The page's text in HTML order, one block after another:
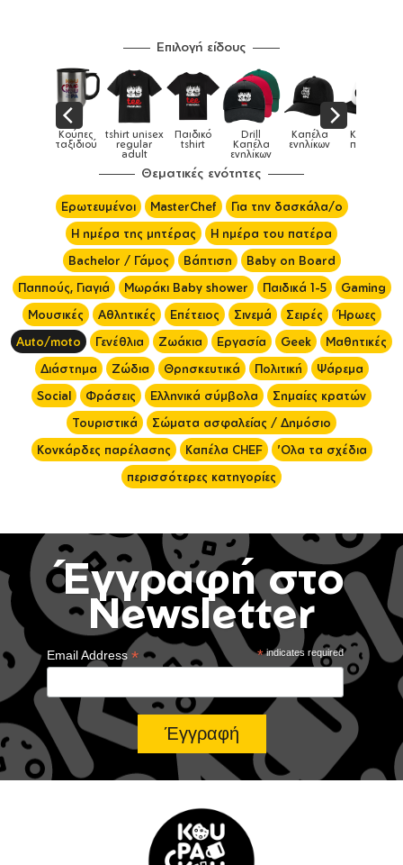
Επιλογή είδους
Παιδικό
tshirt
Drill
Καπέλα
ενηλίκων
Καπέλα
ενηλίκων
Καπέλα
παιδικά Κούπες Κούπες
ειδικές
Θεματικές ενότητες
Ερωτευμένοι MasterChef
Για την δασκάλα/ο
Η ημέρα της μητέρας
Η ημέρα του πατέρα
Bachelor / Γάμος
Βάπτιση
Baby on Board
Παππούς, Γιαγιά
Μωράκι Baby shower Παιδικά 1-5
Gaming
Μουσικές
Αθλητικές Επέτειος Σινεμά Σειρές
Ήρωες
Auto/moto
Γενέθλια Ζωάκια Εργασία Geek
Μαθητικές
Διάστημα
Ζώδια Θρησκευτικά Πολιτική
Ψάρεμα
Social
Φράσεις Ελληνικά σύμβολα
Σημαίες κρατών
Τουριστικά
Σώματα ασφαλείας / Δημόσιο
Κονκάρδες παρέλασης
Καπέλα CHEF
'Ολα τα σχέδια
περισσότερες κατηγορίες
Έγγραφή στο
Newsletter
*indicates required
Email Address*